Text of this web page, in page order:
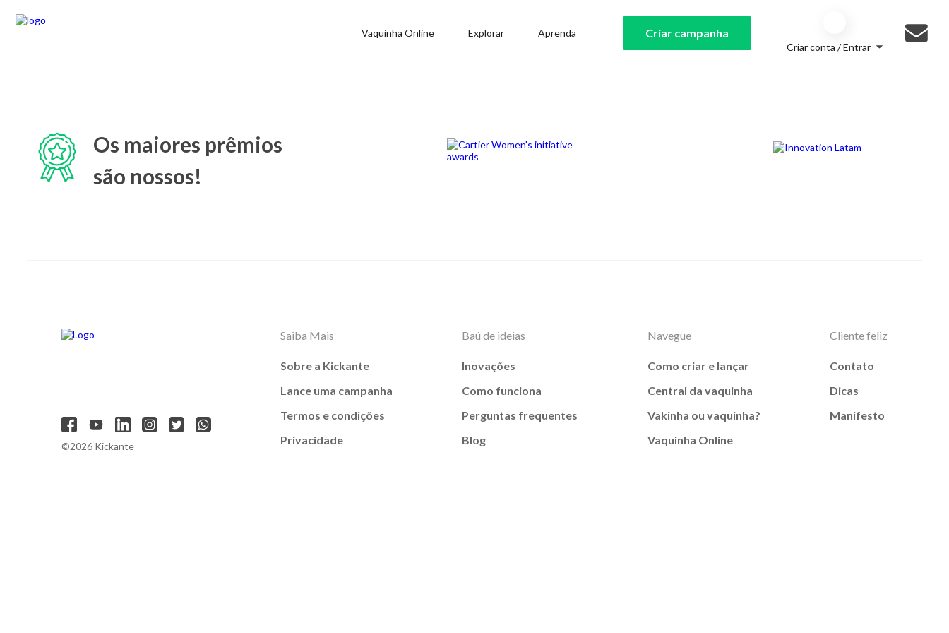
Vaquinha Online Explorar Aprenda Criar campanha
Criar conta / Entrar
Os maiores prêmios
são nossos!
©2026 Kickante
Saiba Mais
Sobre a Kickante
Lance uma campanha
Termos e condições
Privacidade
Baú de ideias
Inovações
Como funciona
Perguntas frequentes
Blog
Navegue
Como criar e lançar
Central da vaquinha
Vakinha ou vaquinha?
Vaquinha Online
Cliente feliz
Contato
Dicas
Manifesto